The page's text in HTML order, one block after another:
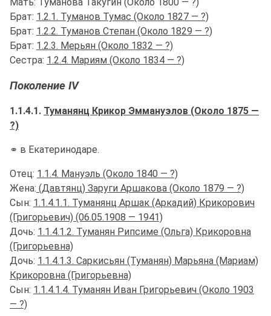
Брат: 1.2.1. Туманов Тумас (Около 1827 — ?)
Брат: 1.2.2. Туманов Степан (Около 1829 — ?)
Брат: 1.2.3. Мерьян (Около 1832 — ?)
Сестра: 1.2.4. Мариям (Около 1834 — ?)
Поколение IV
1.1.4.1. Туманянц Крикор Эммануэлов (Около 1875 —
?)
⚭ в Екатеринодаре.
Отец: 1.1.4. Мануэль (Около 1840 — ?)
Жена: (Давтянц) Заруги Аршакова (Около 1879 — ?)
Сын: 1.1.4.1.1. Туманянц Аршак (Аркадий) Крикорович
(Григорьевич) (06.05.1908 — 1941)
Дочь: 1.1.4.1.2. Туманян Рипсиме (Ольга) Крикоровна
(Григорьевна)
Дочь: 1.1.4.1.3. Саркисьян (Туманян) Марьяна (Мариам)
Крикоровна (Григорьевна)
Сын: 1.1.4.1.4. Туманян Иван Григорьевич (Около 1903
— ?)